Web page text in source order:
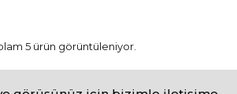
5 ürün görüntüleniyor.